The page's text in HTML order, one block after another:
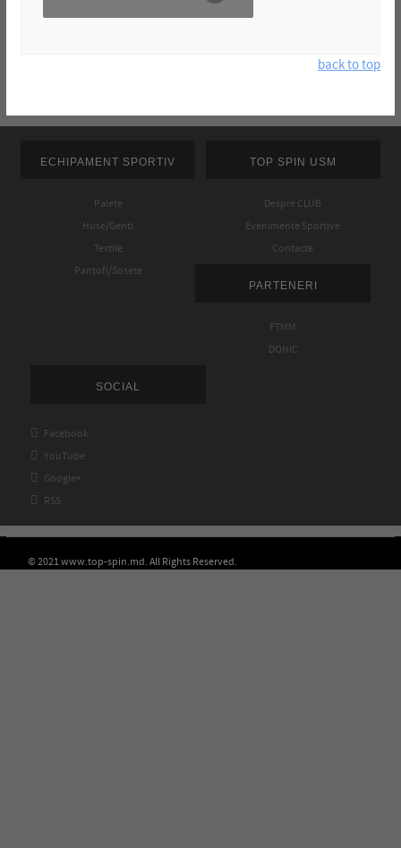
back to top
ECHIPAMENT SPORTIV
Palete
Huse/Genti
Textile
Pantofi/Sosete
TOP SPIN USM
Despre CLUB
Evenimente Sportive
Contacte
PARTENERI
FTMM
DONIC
SOCIAL
 Facebook
 YouTube
 Google+
 RSS
© 2021 www.top-spin.md. All Rights Reserved.